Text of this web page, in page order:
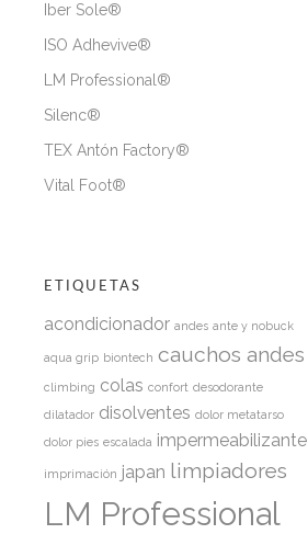
Iber Sole®
ISO Adhevive®
LM Professional®
Silenc®
TEX Antón Factory®
Vital Foot®
ETIQUETAS
acondicionador andes ante y nobuck
aqua grip biontech cauchos andes
climbing colas confort desodorante
dilatador disolventes dolor metatarso
dolor pies escalada impermeabilizante
imprimación japan limpiadores
LM Professional